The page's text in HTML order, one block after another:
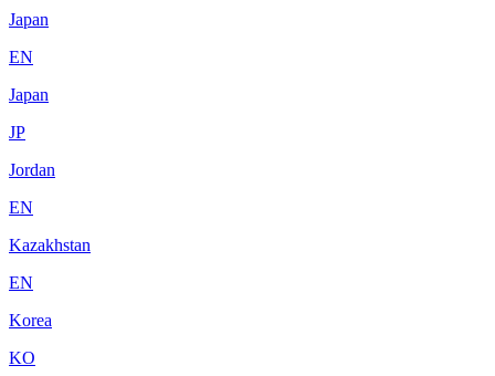
Japan
EN
Japan
JP
Jordan
EN
Kazakhstan
EN
Korea
KO